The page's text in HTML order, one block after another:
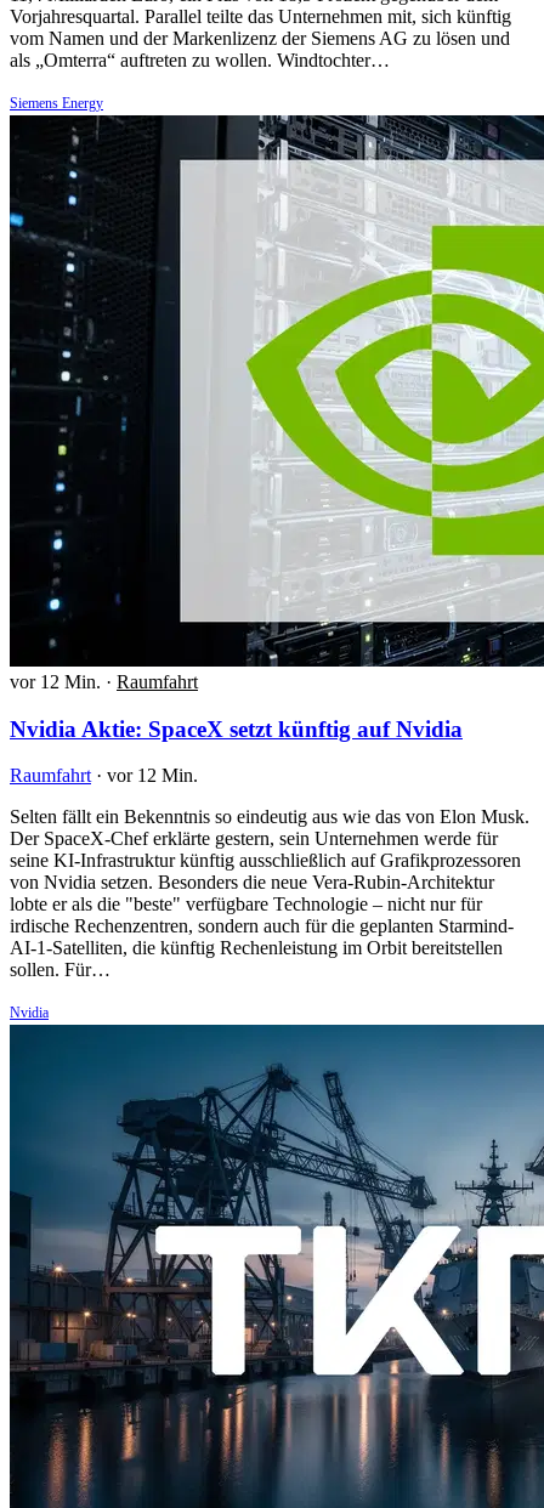
Vorjahresquartal. Parallel teilte das Unternehmen mit, sich künftig
vom Namen und der Markenlizenz der Siemens AG zu lösen und
als „Omterra“ auftreten zu wollen. Windtochter…
Siemens Energy
vor 12 Min. · Raumfahrt
Nvidia Aktie: SpaceX setzt künftig auf Nvidia
Raumfahrt · vor 12 Min.
Selten fällt ein Bekenntnis so eindeutig aus wie das von Elon Musk.
Der SpaceX-Chef erklärte gestern, sein Unternehmen werde für
seine KI-Infrastruktur künftig ausschließlich auf Grafikprozessoren
von Nvidia setzen. Besonders die neue Vera-Rubin-Architektur
lobte er als die "beste" verfügbare Technologie – nicht nur für
irdische Rechenzentren, sondern auch für die geplanten Starmind-
AI-1-Satelliten, die künftig Rechenleistung im Orbit bereitstellen
sollen. Für…
Nvidia